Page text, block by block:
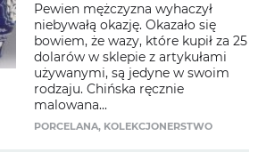
Pewien mężczyzna wyhaczył
niebywałą okazję. Okazało się
bowiem, że wazy, które kupił za 25
dolarów w sklepie z artykułami
używanymi, są jedyne w swoim
rodzaju. Chińska ręcznie
malowana...
PORCELANA, KOLEKCJONERSTWO